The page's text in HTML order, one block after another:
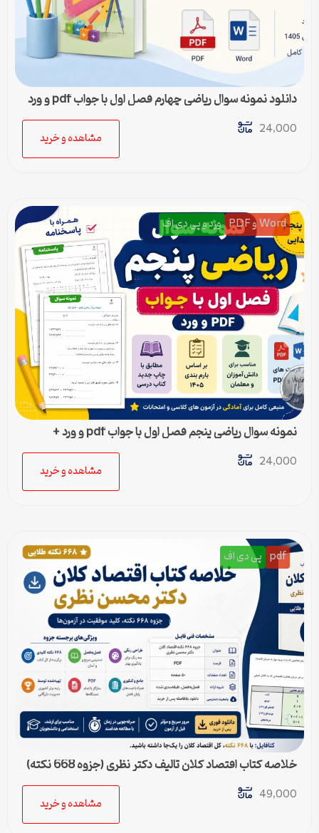
دانلود نمونه سوال ریاضی چهارم فصل اول با جواب pdf و ورد
24,000
مشاهده و خرید
Word و PDF ورد و پی دی اف
نمونه سوال ریاضی پنجم فصل اول با جواب pdf و ورد +
24,000
مشاهده و خرید
pdf پی دی اف
خلاصه کتاب اقتصاد کلان تالیف دکتر نظری (جزوه 668 نکته)
49,000
مشاهده و خرید